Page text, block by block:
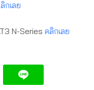
กเลย
N-Series คลิกเลย